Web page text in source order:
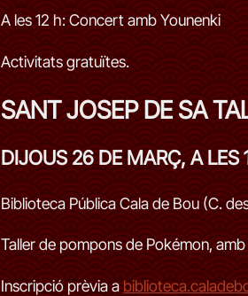
A les 12 h: Concert amb Younenki
Activitats gratuïtes.
SANT JOSEP DE SA
DIJOUS 26 DE MARÇ, A LES
Biblioteca Pública Cala de Bou (C.
Taller de pompons de Pokémon,
Inscripció prèvia a